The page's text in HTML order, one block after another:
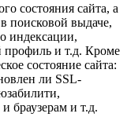
состояния сайта, а
поисковой выдаче,
индексации,
профиль и т.д. Кроме
состояние сайта:
ли SSL-
браузерам и т.д.